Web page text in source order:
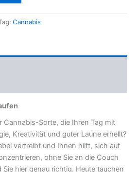
Cannabis
Cannabis-Sorte, die Ihren Tag mit
Kreativität und guter Laune erhellt?
vertreibt und Ihnen hilft, sich auf
ohne Sie an die Couch
Sie hier genau richtig. Heute tauchen